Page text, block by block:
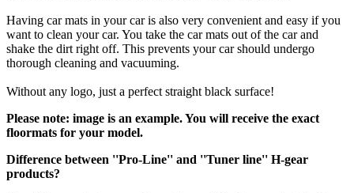
Having car mats in your car is also very convenient and easy if you
want to clean your car. You take the car mats out of the car and
shake the dirt right off. This prevents your car should undergo
thorough cleaning and vacuuming.
Without any logo, just a perfect straight black surface!
Please note: image is an example. You will receive the exact
floormats for your model.
Difference between ''Pro-Line'' and ''Tuner line'' H-gear
products?